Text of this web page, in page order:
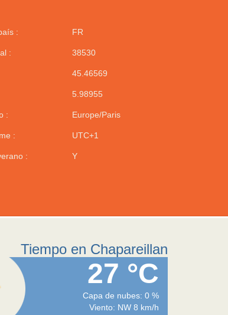
: FR
: 38530
45.46569
5.98955
: Europe/Paris
: UTC+1
: Y
Tiempo en Chapareillan
27 °C
Capa de nubes: 0 %
Viento: NW 8 km/h